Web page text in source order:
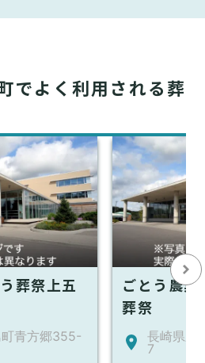
でよく利用される葬
葬祭上五
青方郷355-
ごとう農
葬祭
長崎県新
7